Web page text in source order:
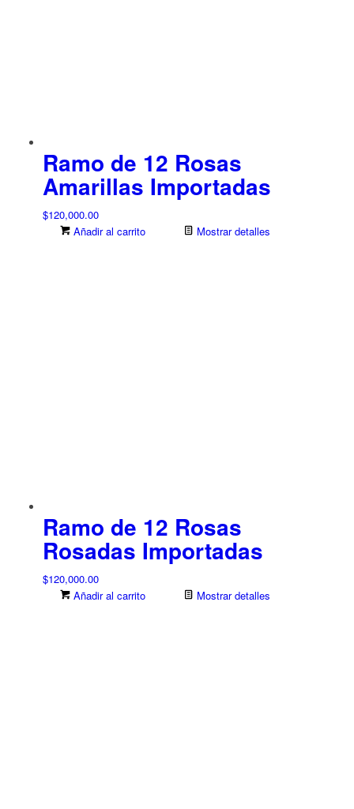
Ramo de 12 Rosas
Amarillas Importadas
$120,000.00
Añadir al carrito
Mostrar detalles
Ramo de 12 Rosas
Rosadas Importadas
$120,000.00
Añadir al carrito
Mostrar detalles